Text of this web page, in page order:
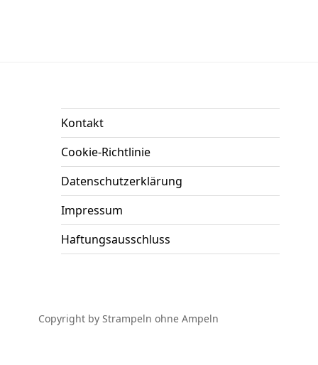
Kontakt
Cookie-Richtlinie
Datenschutzerklärung
Impressum
Haftungsausschluss
Copyright by Strampeln ohne Ampeln